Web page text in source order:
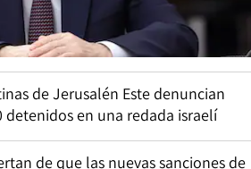
de Jerusalén Este denuncian
detenidos en una redada israelí
de que las nuevas sanciones de